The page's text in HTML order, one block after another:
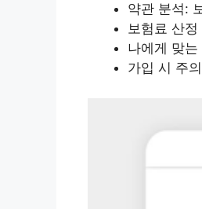
약관 분석:
보험료 산
나에게 맞는
가입 시 주